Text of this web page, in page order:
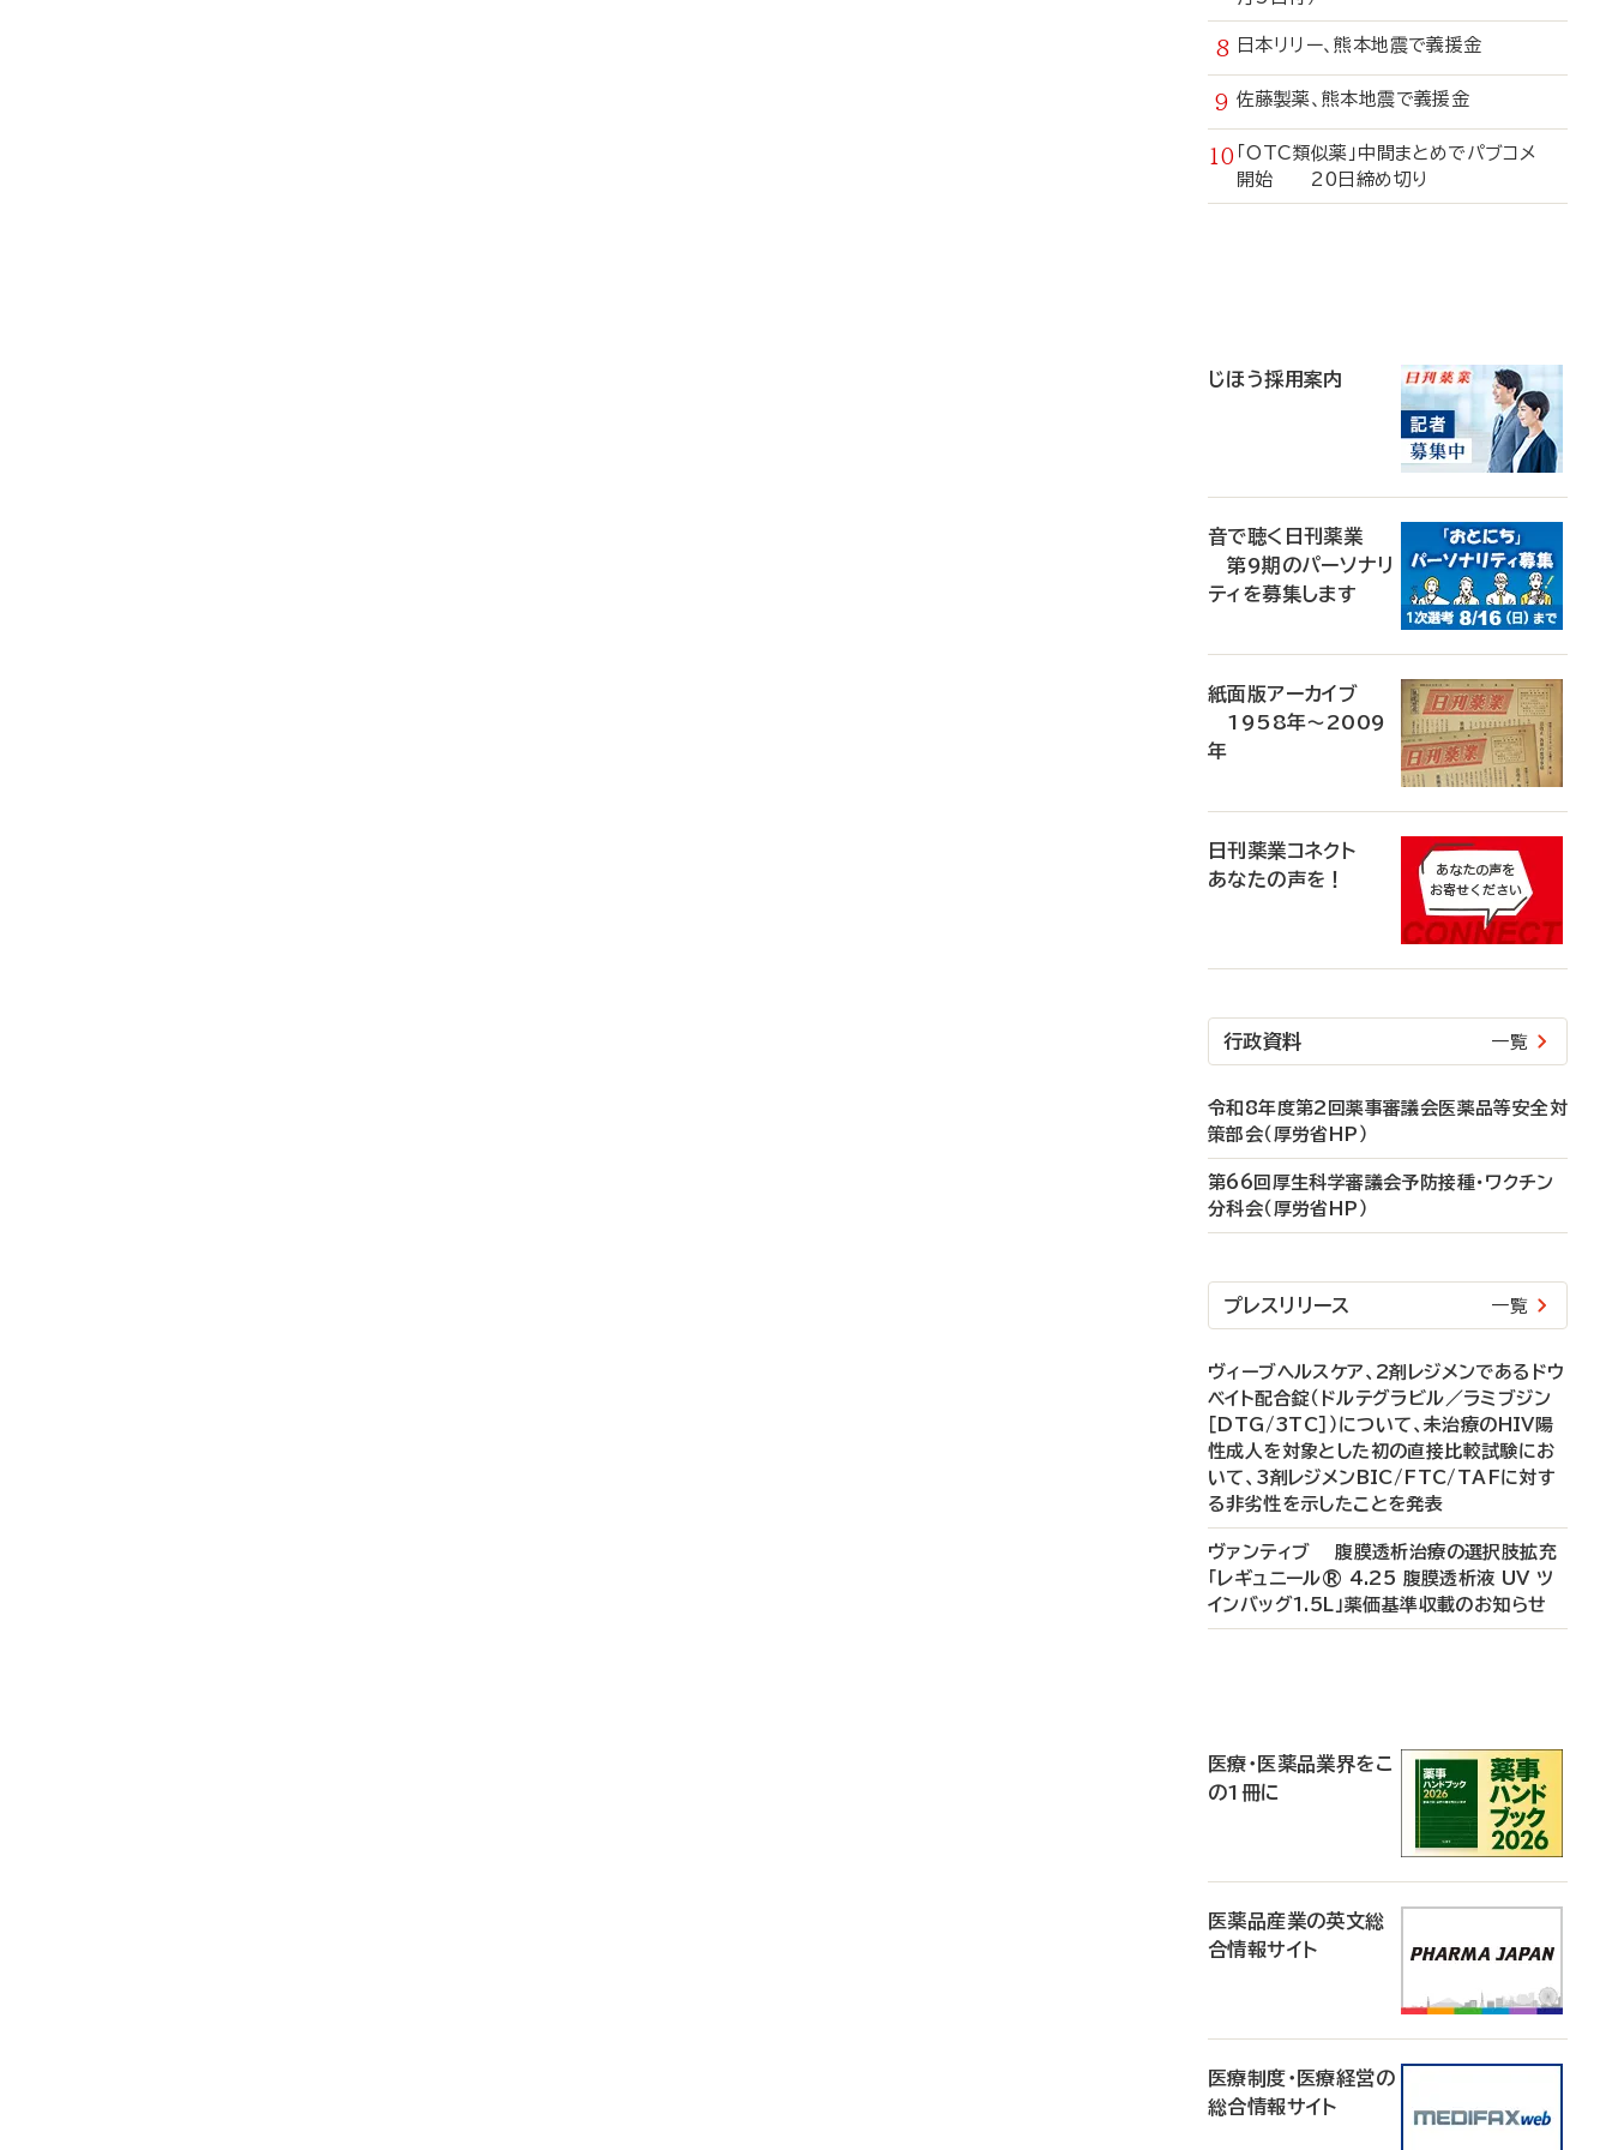
日本リリー、熊本地震で義援金
佐藤製薬、熊本地震で義援金
「OTC類似薬」中間まとめでパブコメ
開始 20日締め切り
じほう採用案内
音で聴く日刊薬業
第9期のパーソナリ
ティを募集します
紙面版アーカイブ
1958年～2009
年
日刊薬業コネクト
あなたの声を！
行政資料 一覧
令和8年度第2回薬事審議会医薬品等安全対
策部会（厚労省HP）
第66回厚生科学審議会予防接種・ワクチン
分科会（厚労省HP）
プレスリリース 一覧
ヴィーブヘルスケア、2剤レジメンであるドウ
ベイト配合錠（ドルテグラビル／ラミブジン
［DTG/3TC］）について、未治療のHIV陽
性成人を対象とした初の直接比較試験にお
いて、3剤レジメンBIC/FTC/TAFに対す
る非劣性を示したことを発表
ヴァンティブ 腹膜透析治療の選択肢拡充
「レギュニール® 4.25 腹膜透析液 UV ツ
インバッグ1.5L」薬価基準収載のお知らせ
医療・医薬品業界をこ
の1冊に
医薬品産業の英文総
合情報サイト
医療制度・医療経営の
総合情報サイト